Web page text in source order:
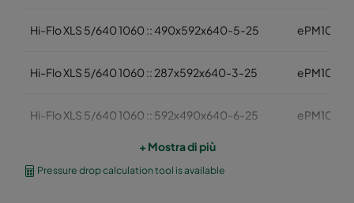
Hi-Flo XLS 5/640 1060 :: 490x592x640-5-25 ePM10
Hi-Flo XLS 5/640 1060 :: 287x592x640-3-25 ePM10
Hi-Flo XLS 5/640 1060 :: 592x490x640-6-25 ePM10
Hi-Flo XLS 5/640 1060 :: 592x287x640-6-25
+ Mostra di più
Pressure drop calculation tool is available